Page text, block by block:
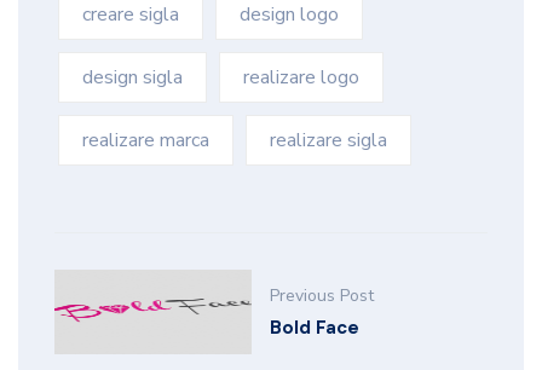
creare sigla design logo
design sigla realizare logo
realizare marca realizare sigla
Previous Post
Bold Face